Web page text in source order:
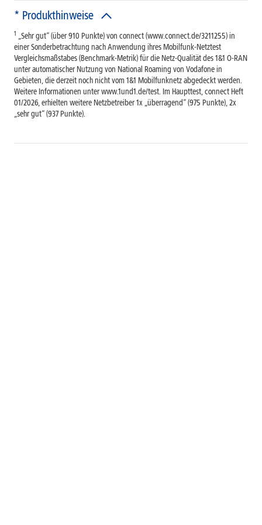
* Produkthinweise
1 „Sehr gut“ (über 910 Punkte) von connect (www.connect.de/3211255) in
einer Sonderbetrachtung nach Anwendung ihres Mobilfunk-Netztest
Vergleichsmaßstabes (Benchmark-Metrik) für die Netz-Qualität des 1&1 O-RAN
unter automatischer Nutzung von National Roaming von Vodafone in
Gebieten, die derzeit noch nicht vom 1&1 Mobilfunknetz abgedeckt werden.
Weitere Informationen unter www.1und1.de/test. Im Haupttest, connect Heft
01/2026, erhielten weitere Netzbetreiber 1x „überragend“ (975 Punkte), 2x
„sehr gut“ (937 Punkte).